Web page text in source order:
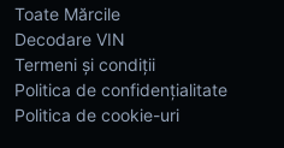
Toate Mărcile
Decodare VIN
Termeni și condiții
Politica de confidențialitate
Politica de cookie-uri